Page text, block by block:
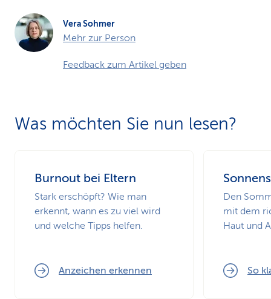
Vera Sohmer
Mehr zur Person
Feedback zum Artikel geben
Was möchten Sie nun lesen?
Burnout bei Eltern
Stark erschöpft? Wie man
erkennt, wann es zu viel wird
und welche Tipps helfen.
Anzeichen erkennen
Den
mit dem
Haut und
So